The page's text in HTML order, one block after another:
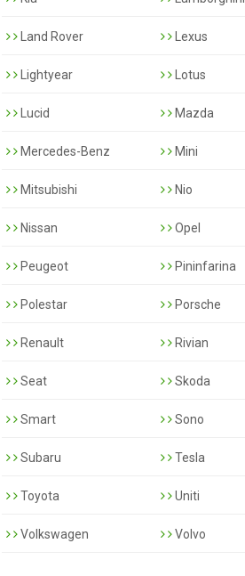
Land Rover Lexus
Lightyear Lotus
Lucid Mazda
Mercedes-Benz Mini
Mitsubishi Nio
Nissan Opel
Peugeot Pininfarina
Polestar Porsche
Renault Rivian
Seat Skoda
Smart Sono
Subaru Tesla
Toyota Uniti
Volkswagen Volvo